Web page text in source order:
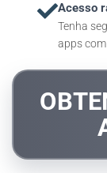
Acesso
Tenha
apps